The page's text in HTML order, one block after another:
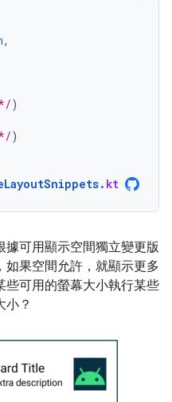
,
)
)
. kt
可用顯示空間獨立變更版
果空間允許，就顯示更多
些可用的螢幕大小執行某些
小？